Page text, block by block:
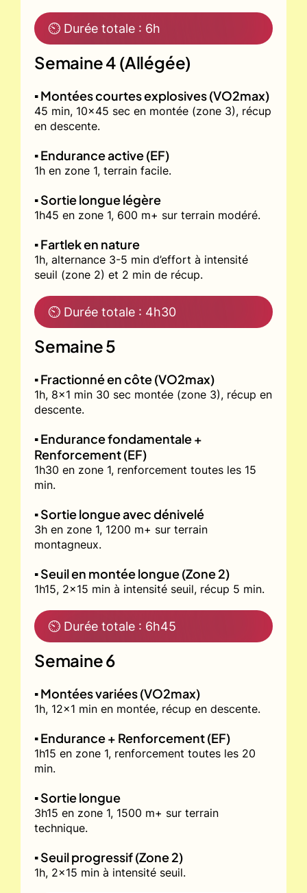
⏲ Durée totale : 6h
Semaine 4 (Allégée)
▪️ Montées courtes explosives (VO2max)
45 min, 10x45 sec en montée (zone 3), récup
en descente.
▪️ Endurance active (EF)
1h en zone 1, terrain facile.
▪️ Sortie longue légère
1h45 en zone 1, 600 m+ sur terrain modéré.
▪️ Fartlek en nature
1h, alternance 3-5 min d’effort à intensité
seuil (zone 2) et 2 min de récup.
⏲ Durée totale : 4h30
Semaine 5
▪️ Fractionné en côte (VO2max)
1h, 8x1 min 30 sec montée (zone 3), récup en
descente.
▪️ Endurance fondamentale +
Renforcement (EF)
1h30 en zone 1, renforcement toutes les 15
min.
▪️ Sortie longue avec dénivelé
3h en zone 1, 1200 m+ sur terrain
montagneux.
▪️ Seuil en montée longue (Zone 2)
1h15, 2x15 min à intensité seuil, récup 5 min.
⏲ Durée totale : 6h45
Semaine 6
▪️ Montées variées (VO2max)
1h, 12x1 min en montée, récup en descente.
▪️ Endurance + Renforcement (EF)
1h15 en zone 1, renforcement toutes les 20
min.
▪️ Sortie longue
3h15 en zone 1, 1500 m+ sur terrain
technique.
▪️ Seuil progressif (Zone 2)
1h, 2x15 min à intensité seuil.